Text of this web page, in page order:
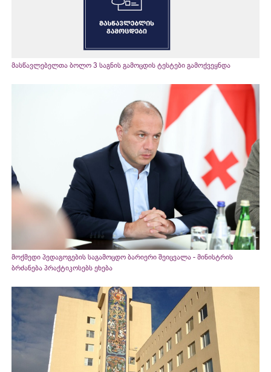
მასწავლებელთა ბოლო 3 საგნის გამოცდის ტესტები გამოქვეყნდა
მოქმედი პედაგოგების საგამოცდო ბარიერი შეიცვალა - მინისტრის
ბრძანება პრაქტიკოსებს ეხება